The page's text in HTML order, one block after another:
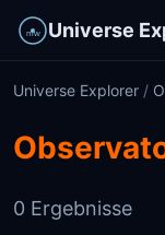
Universe
Universe Explorer /
0 Ergebnisse